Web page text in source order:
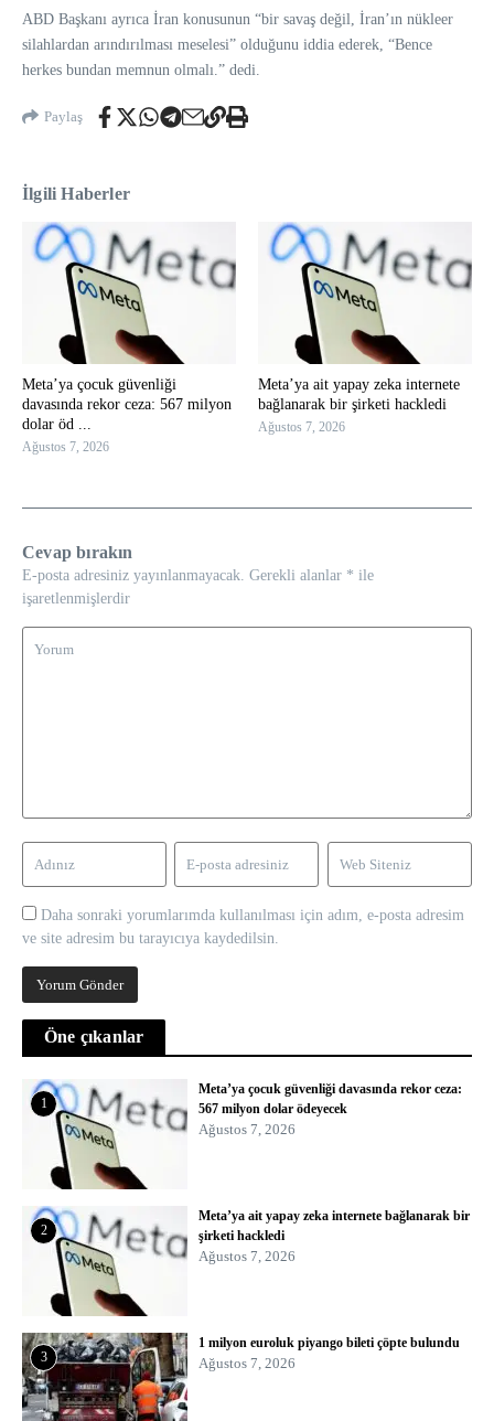
ABD Başkanı ayrıca İran konusunun “bir savaş değil, İran’ın nükleer
silahlardan arındırılması meselesi” olduğunu iddia ederek, “Bence
herkes bundan memnun olmalı.” dedi.
Paylaş
İlgili Haberler
Meta’ya çocuk güvenliği
davasında rekor ceza: 567 milyon
dolar öd ...
Ağustos 7, 2026
Meta’ya ait yapay zeka internete
bağlanarak bir şirketi hackledi
Ağustos 7, 2026
Cevap bırakın
E-posta adresiniz yayınlanmayacak. Gerekli alanlar * ile
işaretlenmişlerdir
Daha sonraki yorumlarımda kullanılması için adım, e-posta adresim
ve site adresim bu tarayıcıya kaydedilsin.
Öne çıkanlar
1
Meta’ya çocuk güvenliği davasında rekor ceza:
567 milyon dolar ödeyecek
Ağustos 7, 2026
2
Meta’ya ait yapay zeka internete bağlanarak bir
şirketi hackledi
Ağustos 7, 2026
3
1 milyon euroluk piyango bileti çöpte bulundu
Ağustos 7, 2026